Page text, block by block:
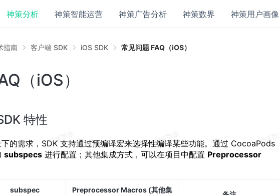
神策分析 神策智能运营 神策广告分析 神策数界 神策用户画像
指南 客户端 SDK iOS SDK 常见问题 FAQ（iOS）
（iOS）
特性
的需求，SDK 支持通过预编译宏来选择性编译某些功能。通过 CocoaPods
subspecs 进行配置；其他集成方式，可以在项目中配置 Preprocessor
subspec
Preprocessor Macros (其他集